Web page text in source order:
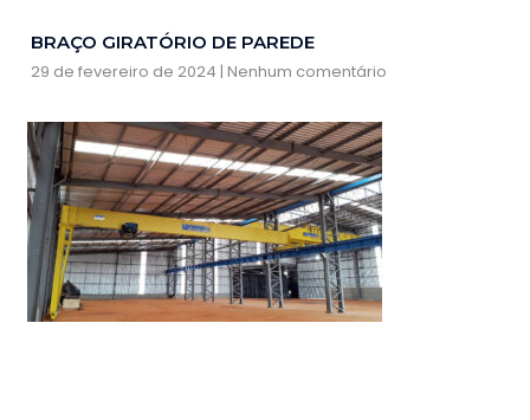
BRAÇO GIRATÓRIO DE PAREDE
29 de fevereiro de 2024 Nenhum comentário